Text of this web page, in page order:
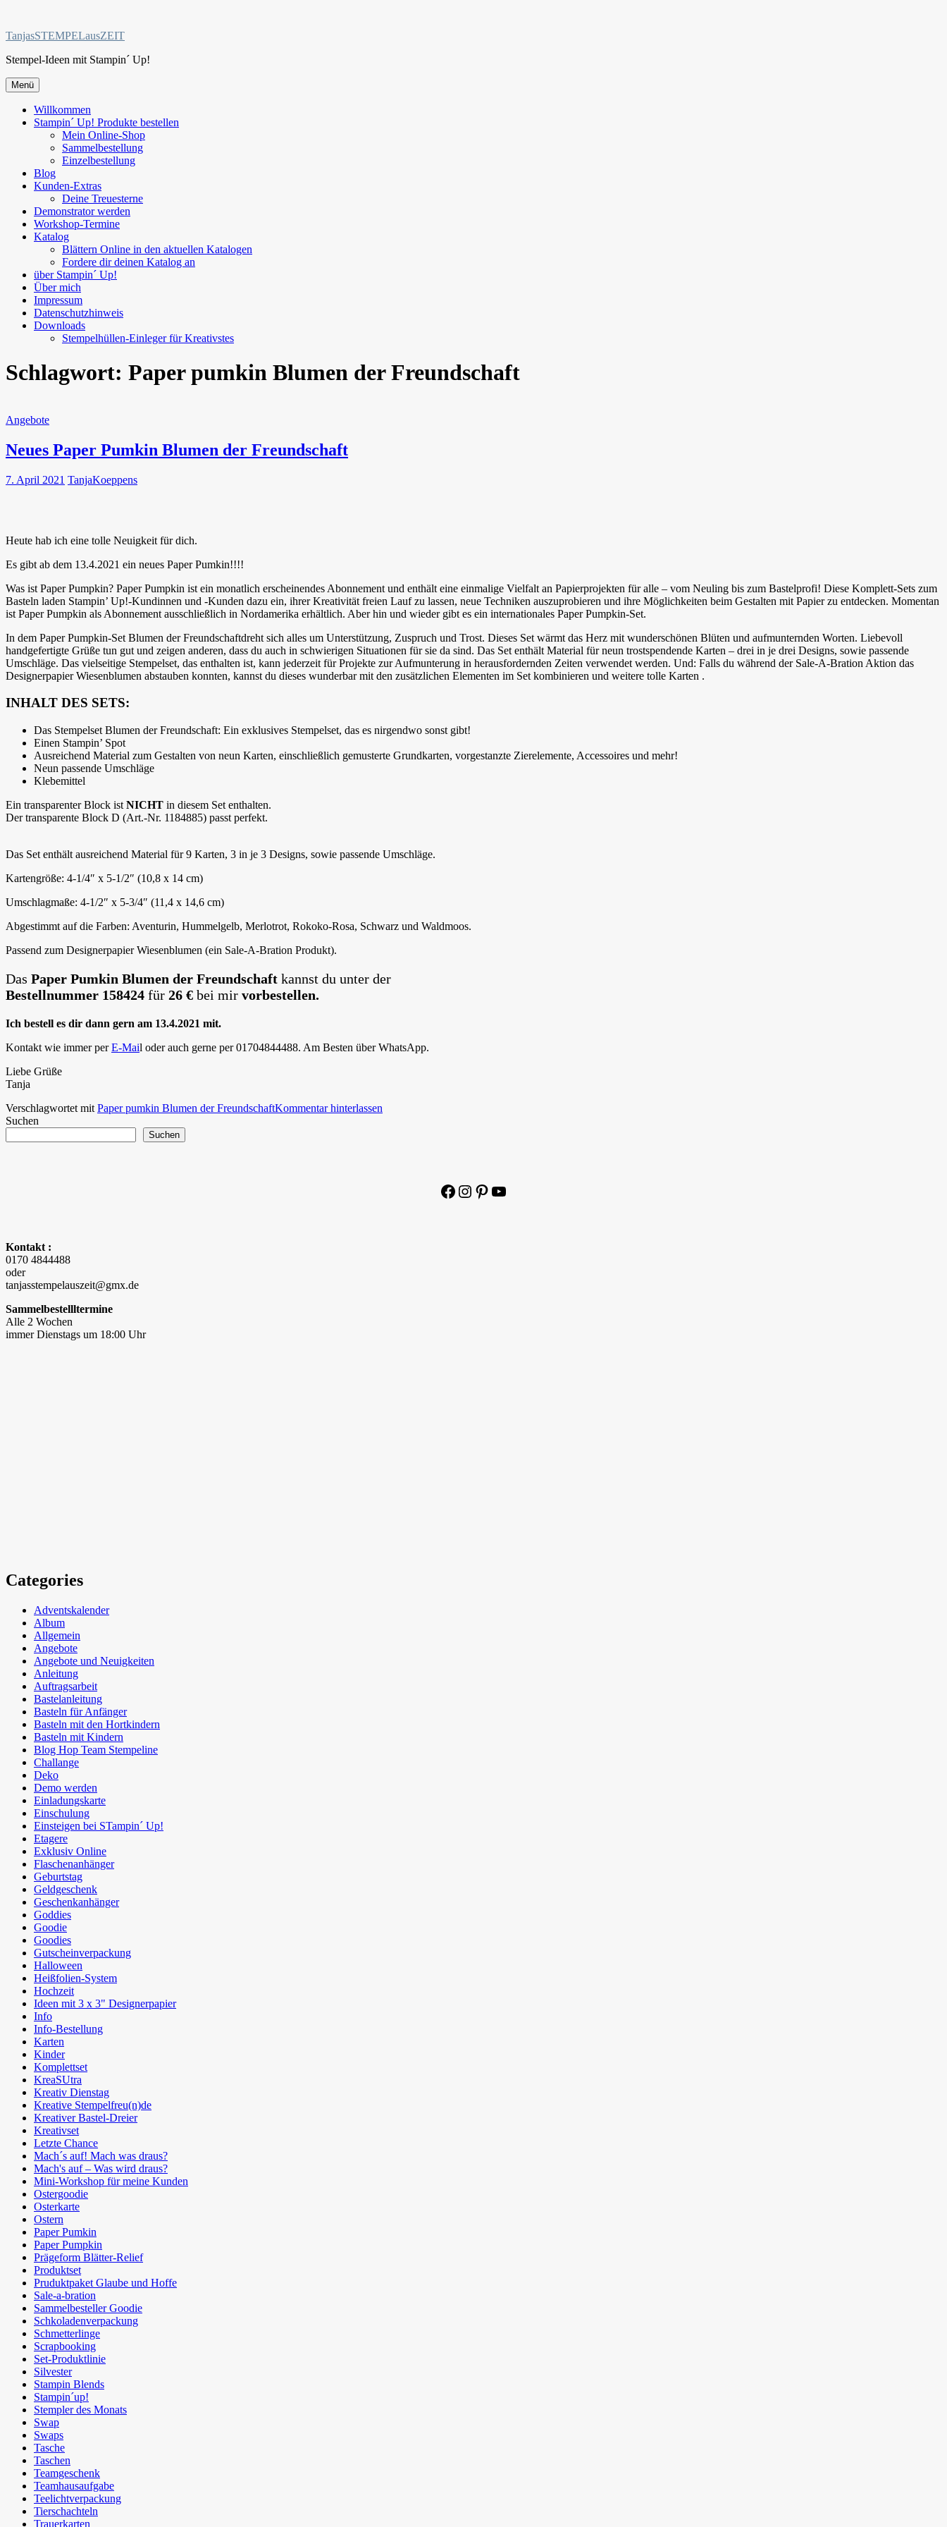
springen
TanjasSTEMPELausZEIT
Stempel-Ideen mit Stampin´ Up!
Menü
Willkommen
Stampin´ Up! Produkte bestellen
Mein Online-Shop
Sammelbestellung
Einzelbestellung
Blog
Kunden-Extras
Deine Treuesterne
Demonstrator werden
Workshop-Termine
Katalog
Blättern Online in den aktuellen Katalogen
Fordere dir deinen Katalog an
über Stampin´ Up!
Über mich
Impressum
Datenschutzhinweis
Downloads
Stempelhüllen-Einleger für Kreativstes
Schlagwort: Paper pumkin Blumen der Freundschaft
Angebote
Neues Paper Pumkin Blumen der Freundschaft
7. April 2021 TanjaKoeppens
Heute hab ich eine tolle Neuigkeit für dich.
Es gibt ab dem 13.4.2021 ein neues Paper Pumkin!!!!
Was ist Paper Pumpkin? Paper Pumpkin ist ein monatlich erscheinendes Abonnement und enthält eine einmalige Vielfalt an Papierprojekten für alle – vom Neuling bis zum Bastelprofi! Diese Komplett-Sets zum
Basteln laden Stampin’ Up!-Kundinnen und -Kunden dazu ein, ihrer Kreativität freien Lauf zu lassen, neue Techniken auszuprobieren und ihre Möglichkeiten beim Gestalten mit Papier zu entdecken. Momentan
ist Paper Pumpkin als Abonnement ausschließlich in Nordamerika erhältlich. Aber hin und wieder gibt es ein internationales Paper Pumpkin-Set.
In dem Paper Pumpkin-Set Blumen der Freundschaftdreht sich alles um Unterstützung, Zuspruch und Trost. Dieses Set wärmt das Herz mit wunderschönen Blüten und aufmunternden Worten. Liebevoll
handgefertigte Grüße tun gut und zeigen anderen, dass du auch in schwierigen Situationen für sie da sind. Das Set enthält Material für neun trostspendende Karten – drei in je drei Designs, sowie passende
Umschläge. Das vielseitige Stempelset, das enthalten ist, kann jederzeit für Projekte zur Aufmunterung in herausfordernden Zeiten verwendet werden. Und: Falls du während der Sale-A-Bration Aktion das
Designerpapier Wiesenblumen abstauben konnten, kannst du dieses wunderbar mit den zusätzlichen Elementen im Set kombinieren und weitere tolle Karten .
INHALT DES SETS:
Das Stempelset Blumen der Freundschaft: Ein exklusives Stempelset, das es nirgendwo sonst gibt!
Einen Stampin’ Spot
Ausreichend Material zum Gestalten von neun Karten, einschließlich gemusterte Grundkarten, vorgestanzte Zierelemente, Accessoires und mehr!
Neun passende Umschläge
Klebemittel
Ein transparenter Block ist NICHT in diesem Set enthalten.
Der transparente Block D (Art.-Nr. 1184885) passt perfekt.
Das Set enthält ausreichend Material für 9 Karten, 3 in je 3 Designs, sowie passende Umschläge.
Kartengröße: 4-1/4″ x 5-1/2″ (10,8 x 14 cm)
Umschlagmaße: 4-1/2″ x 5-3/4″ (11,4 x 14,6 cm)
Abgestimmt auf die Farben: Aventurin, Hummelgelb, Merlotrot, Rokoko-Rosa, Schwarz und Waldmoos.
Passend zum Designerpapier Wiesenblumen (ein Sale-A-Bration Produkt).
Das Paper Pumkin Blumen der Freundschaft kannst du unter der
Bestellnummer 158424 für 26 € bei mir vorbestellen.
Ich bestell es dir dann gern am 13.4.2021 mit.
Kontakt wie immer perE-Mail oder auch gerne per 01704844488. Am Besten über WhatsApp.
Liebe Grüße
Tanja
Verschlagwortet mit Paper pumkin Blumen der FreundschaftKommentar hinterlassen
Suchen
Suchen
Facebook
Instagram
Pinterest
YouTube
Kontakt :
0170 4844488
oder
tanjasstempelauszeit@gmx.de
Sammelbestellltermine
Alle 2 Wochen
immer Dienstags um 18:00 Uhr
Categories
Adventskalender
Album
Allgemein
Angebote
Angebote und Neuigkeiten
Anleitung
Auftragsarbeit
Bastelanleitung
Basteln für Anfänger
Basteln mit den Hortkindern
Basteln mit Kindern
Blog Hop Team Stempeline
Challange
Deko
Demo werden
Einladungskarte
Einschulung
Einsteigen bei STampin´ Up!
Etagere
Exklusiv Online
Flaschenanhänger
Geburtstag
Geldgeschenk
Geschenkanhänger
Goddies
Goodie
Goodies
Gutscheinverpackung
Halloween
Heißfolien-System
Hochzeit
Ideen mit 3 x 3" Designerpapier
Info
Info-Bestellung
Karten
Kinder
Komplettset
KreaSUtra
Kreativ Dienstag
Kreative Stempelfreu(n)de
Kreativer Bastel-Dreier
Kreativset
Letzte Chance
Mach´s auf! Mach was draus?
Mach's auf – Was wird draus?
Mini-Workshop für meine Kunden
Ostergoodie
Osterkarte
Ostern
Paper Pumkin
Paper Pumpkin
Prägeform Blätter-Relief
Produktset
Pruduktpaket Glaube und Hoffe
Sale-a-bration
Sammelbesteller Goodie
Schkoladenverpackung
Schmetterlinge
Scrapbooking
Set-Produktlinie
Silvester
Stampin Blends
Stampin´up!
Stempler des Monats
Swap
Swaps
Tasche
Taschen
Teamgeschenk
Teamhausaufgabe
Teelichtverpackung
Tierschachteln
Trauerkarten